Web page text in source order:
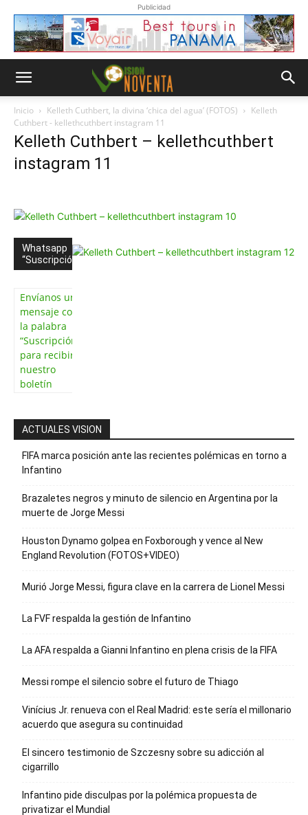
Publicidad
Inicio Kelleth Cuthbert, la divina ‘chica del agua’ (FOTOS)
Kelleth
Cuthbert - kellethcuthbert instagram 11
Kelleth Cuthbert – kellethcuthbert
instagram 11
Whatsapp
“Suscripción”
Envíanos un
mensaje con
la palabra
“Suscripción”
para recibir
nuestro
boletín
ACTUALES VISION
FIFA marca posición ante las recientes polémicas en torno a
Infantino
Brazaletes negros y minuto de silencio en Argentina por la
muerte de Jorge Messi
Houston Dynamo golpea en Foxborough y vence al New
England Revolution (FOTOS+VIDEO)
Murió Jorge Messi, figura clave en la carrera de Lionel Messi
La FVF respalda la gestión de Infantino
La AFA respalda a Gianni Infantino en plena crisis de la FIFA
Messi rompe el silencio sobre el futuro de Thiago
Vinícius Jr. renueva con el Real Madrid: este sería el millonario
acuerdo que asegura su continuidad
El sincero testimonio de Szczesny sobre su adicción al
cigarrillo
Infantino pide disculpas por la polémica propuesta de
privatizar el Mundial